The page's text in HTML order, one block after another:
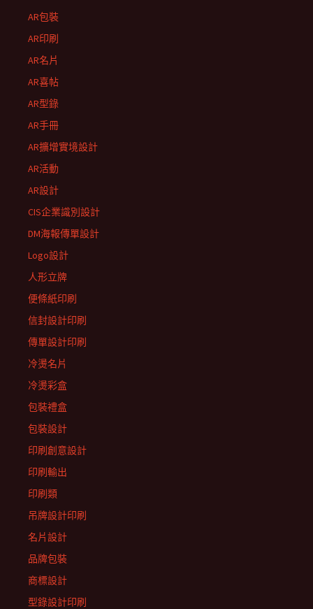
AR包裝
AR印刷
AR名片
AR喜帖
AR型錄
AR手冊
AR擴增實境設計
AR活動
AR設計
CIS企業識別設計
DM海報傳單設計
Logo設計
人形立牌
便條紙印刷
信封設計印刷
傳單設計印刷
冷燙名片
冷燙彩盒
包裝禮盒
包裝設計
印刷創意設計
印刷輸出
印刷類
吊牌設計印刷
名片設計
品牌包裝
商標設計
型錄設計印刷